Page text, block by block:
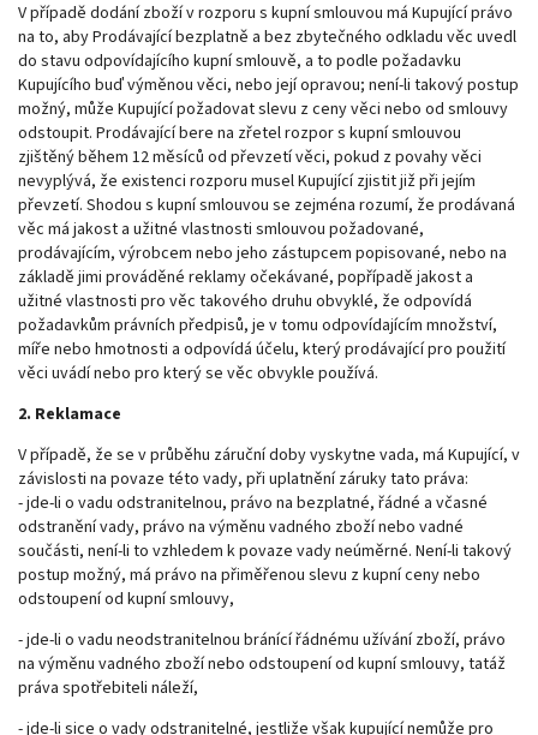
V případě dodání zboží v rozporu s kupní smlouvou má Kupující právo
na to, aby Prodávající bezplatně a bez zbytečného odkladu věc uvedl
do stavu odpovídajícího kupní smlouvě, a to podle požadavku
Kupujícího buď výměnou věci, nebo její opravou; není-li takový postup
možný, může Kupující požadovat slevu z ceny věci nebo od smlouvy
odstoupit. Prodávající bere na zřetel rozpor s kupní smlouvou
zjištěný během 12 měsíců od převzetí věci, pokud z povahy věci
nevyplývá, že existenci rozporu musel Kupující zjistit již při jejím
převzetí. Shodou s kupní smlouvou se zejména rozumí, že prodávaná
věc má jakost a užitné vlastnosti smlouvou požadované,
prodávajícím, výrobcem nebo jeho zástupcem popisované, nebo na
základě jimi prováděné reklamy očekávané, popřípadě jakost a
užitné vlastnosti pro věc takového druhu obvyklé, že odpovídá
požadavkům právních předpisů, je v tomu odpovídajícím množství,
míře nebo hmotnosti a odpovídá účelu, který prodávající pro použití
věci uvádí nebo pro který se věc obvykle používá.
2. Reklamace
V případě, že se v průběhu záruční doby vyskytne vada, má Kupující, v
závislosti na povaze této vady, při uplatnění záruky tato práva:
- jde-li o vadu odstranitelnou, právo na bezplatné, řádné a včasné
odstranění vady, právo na výměnu vadného zboží nebo vadné
součásti, není-li to vzhledem k povaze vady neúměrné. Není-li takový
postup možný, má právo na přiměřenou slevu z kupní ceny nebo
odstoupení od kupní smlouvy,
- jde-li o vadu neodstranitelnou bránící řádnému užívání zboží, právo
na výměnu vadného zboží nebo odstoupení od kupní smlouvy, tatáž
práva spotřebiteli náleží,
- jde-li sice o vady odstranitelné, jestliže však kupující nemůže pro